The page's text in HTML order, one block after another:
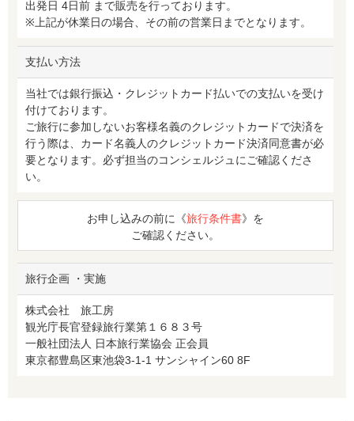
出発日 4日前 まで販売を行っております。
※上記が休業日の場合、その前の営業日までとなります。
支払い方法
当社では銀行振込・クレジットカード払いでの支払いを受け
付けております。
ご旅行に参加しないお客様名義のクレジットカードで決済を
行う際は、カード名義人のクレジットカード決済同意書が必
要となります。必ず担当のコンシェルジュにご確認くださ
い。
お申し込みの前に《旅行条件書》を
ご確認ください。
旅行企画 ・実施
株式会社 旅工房
観光庁長官登録旅行業第１６８３号
一般社団法人 日本旅行業協会 正会員
東京都豊島区東池袋3-1-1 サンシャイン60 8F